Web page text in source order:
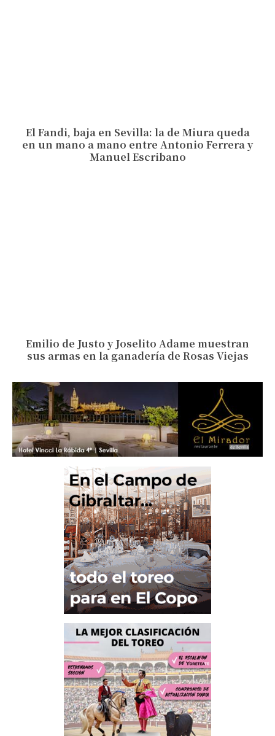
El Fandi, baja en Sevilla: la de Miura queda
en un mano a mano entre Antonio Ferrera y
Manuel Escribano
Emilio de Justo y Joselito Adame muestran
sus armas en la ganadería de Rosas Viejas